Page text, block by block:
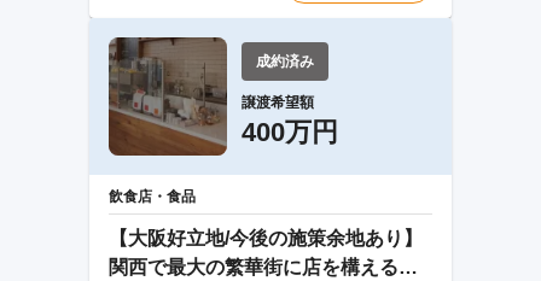
成約済み
譲渡希望額
400万円
飲食店・食品
【大阪好立地/今後の施策余地あり】
関西で最大の繁華街に店を構えるバ